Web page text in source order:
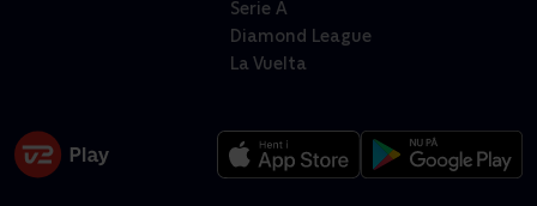
Serie A
Diamond League
La Vuelta